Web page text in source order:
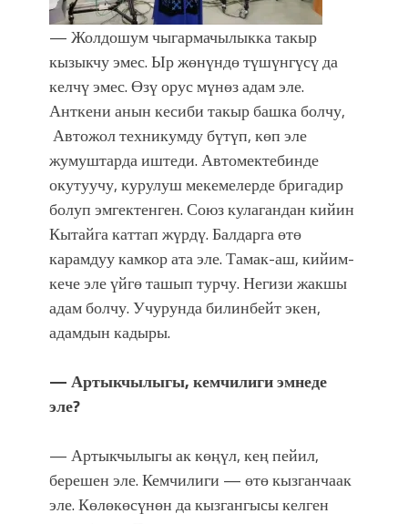
— Жолдошум чыгармачылыкка такыр
кызыкчу эмес. Ыр жөнүндө түшүнгүсү да
келчү эмес. Өзү орус мүнөз адам эле.
Анткени анын кесиби такыр башка болчу,
Автожол техникумду бүтүп, көп эле
жумуштарда иштеди. Автомектебинде
окутуучу, курулуш мекемелерде бригадир
болуп эмгектенген. Союз кулагандан кийин
Кытайга каттап жүрдү. Балдарга өтө
карамдуу камкор ата эле. Тамак-аш, кийим-
кече эле үйгө ташып турчу. Негизи жакшы
адам болчу. Учурунда билинбейт экен,
адамдын кадыры.
— Артыкчылыгы, кемчилиги эмнеде
эле?
— Артыкчылыгы ак көңүл, кең пейил,
берешен эле. Кемчилиги — өтө кызганчаак
эле. Көлөкөсүнөн да кызгангысы келген